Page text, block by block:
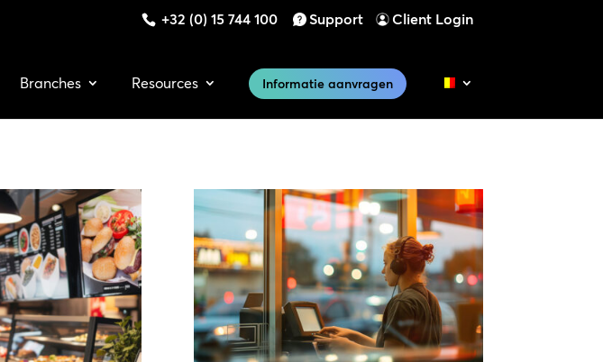
+32 (0) 15 744 100 Support Client Login
Branches Resources Informatie aanvragen